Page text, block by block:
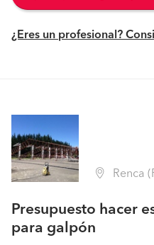
¿Eres un profesional?
Renca
Presupuesto hacer
para galpón